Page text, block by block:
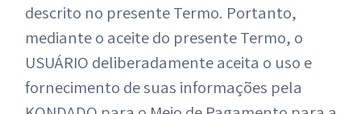
descrito no presente Termo. Portanto,
mediante o aceite do presente Termo, o
USUÁRIO deliberadamente aceita o uso e
fornecimento de suas informações pela